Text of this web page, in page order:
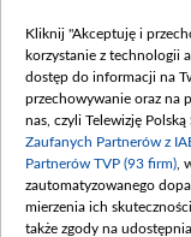
(wpłata
Data
(wpłata
mln,
Data
Kliknij "Akceptuję i
korzystanie z technologii
dostęp do informacji na
przechowywanie oraz na
nas, czyli Telewizję Polską
Zaufanych Partnerów z
Partnerów TVP (93 firm) ,
zautomatyzowanego
mierzenia ich
także zgody na